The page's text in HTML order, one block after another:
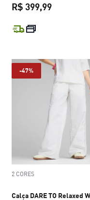
R$ 399,99
preço
-47%
2 CORES
Calça DARE TO Relaxed